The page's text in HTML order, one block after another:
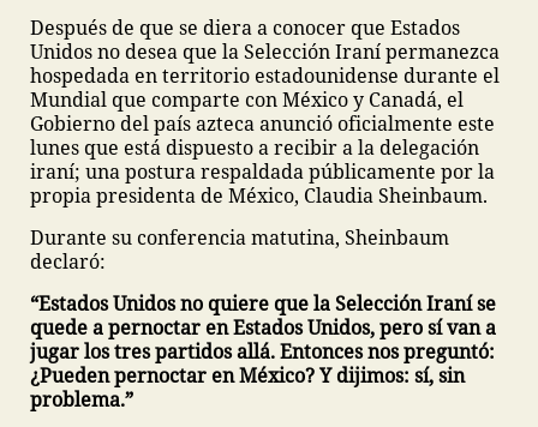
Después de que se diera a conocer que Estados
Unidos no desea que la Selección Iraní permanezca
hospedada en territorio estadounidense durante el
Mundial que comparte con México y Canadá, el
Gobierno del país azteca anunció oficialmente este
lunes que está dispuesto a recibir a la delegación
iraní; una postura respaldada públicamente por la
propia presidenta de México, Claudia Sheinbaum.
Durante su conferencia matutina, Sheinbaum
declaró:
“Estados Unidos no quiere que la Selección Iraní se
quede a pernoctar en Estados Unidos, pero sí van a
jugar los tres partidos allá. Entonces nos preguntó:
¿Pueden pernoctar en México? Y dijimos: sí, sin
problema.”